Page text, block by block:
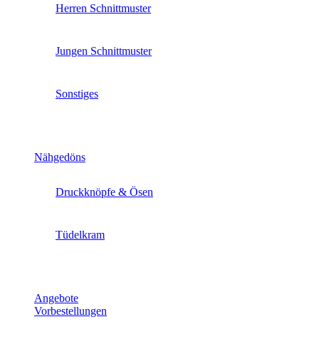
Herren Schnittmuster
Jungen Schnittmuster
Sonstiges
Nähgedöns
Druckknöpfe & Ösen
Tüdelkram
Angebote
Vorbestellungen